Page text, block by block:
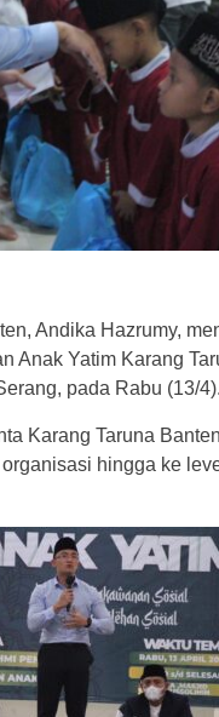
Andika Hazrumy,
Anak Yatim Karang
pada Rabu (13/4).
Karang Taruna
hingga ke